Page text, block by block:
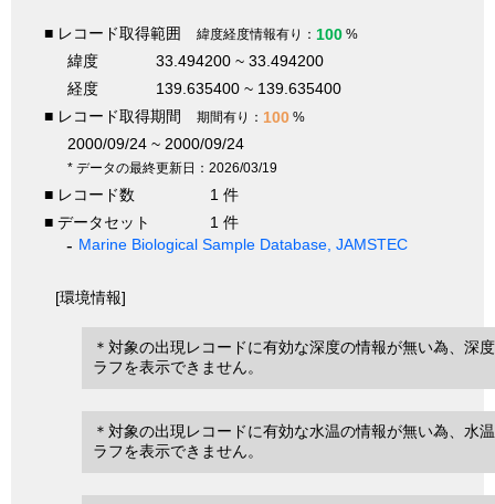
■ レコード取得範囲 緯度経度情報有り： 100 %
緯度
33.494200 ~ 33.494200
経度
139.635400 ~ 139.635400
■ レコード取得期間
期間有り： 100 %
2000/09/24 ~ 2000/09/24
* データの最終更新日：2026/03/19
■ レコード数
1 件
■ データセット
1 件
Marine Biological Sample Database, JAMSTEC
[環境情報]
＊対象の出現レコードに有効な深度の情報が無い為、深
ラフを表示できません。
＊対象の出現レコードに有効な水温の情報が無い為、水
ラフを表示できません。